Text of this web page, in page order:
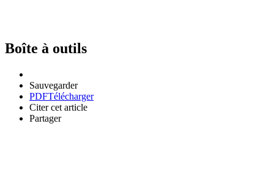
Boîte à outils
Sauvegarder
PDFTélécharger
Citer cet article
Partager